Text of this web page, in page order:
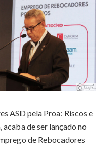
ASD pela Proa: Riscos e
de ser lançado no
de Rebocadores